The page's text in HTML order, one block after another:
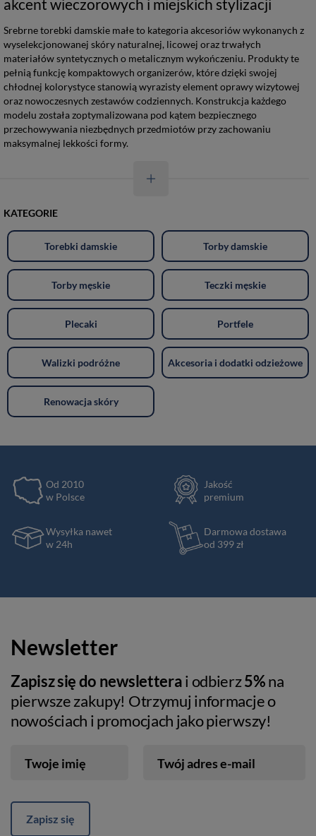
akcent wieczorowych i miejskich stylizacji
Srebrne torebki damskie małe to kategoria akcesoriów wykonanych z
wyselekcjonowanej skóry naturalnej, licowej oraz trwałych
materiałów syntetycznych o metalicznym wykończeniu. Produkty te
pełnią funkcję kompaktowych organizerów, które dzięki swojej
chłodnej kolorystyce stanowią wyrazisty element oprawy wizytowej
oraz nowoczesnych zestawów codziennych. Konstrukcja każdego
modelu została zoptymalizowana pod kątem bezpiecznego
przechowywania niezbędnych przedmiotów przy zachowaniu
maksymalnej lekkości formy.
KATEGORIE
Torebki damskie Torby damskie
Torby męskie Teczki męskie
Plecaki Portfele
Walizki podróżne Akcesoria i dodatki odzieżowe
Renowacja skóry
Od 2010
w Polsce
Jakość
premium
Wysyłka nawet
w 24h
Darmowa dostawa
od 399 zł
Newsletter
Zapisz się do newsletterai odbierz5%na
pierwsze zakupy! Otrzymuj informacje o
nowościach i promocjach jako pierwszy!
Twoje imię Twój adres e-mail
Zapisz się